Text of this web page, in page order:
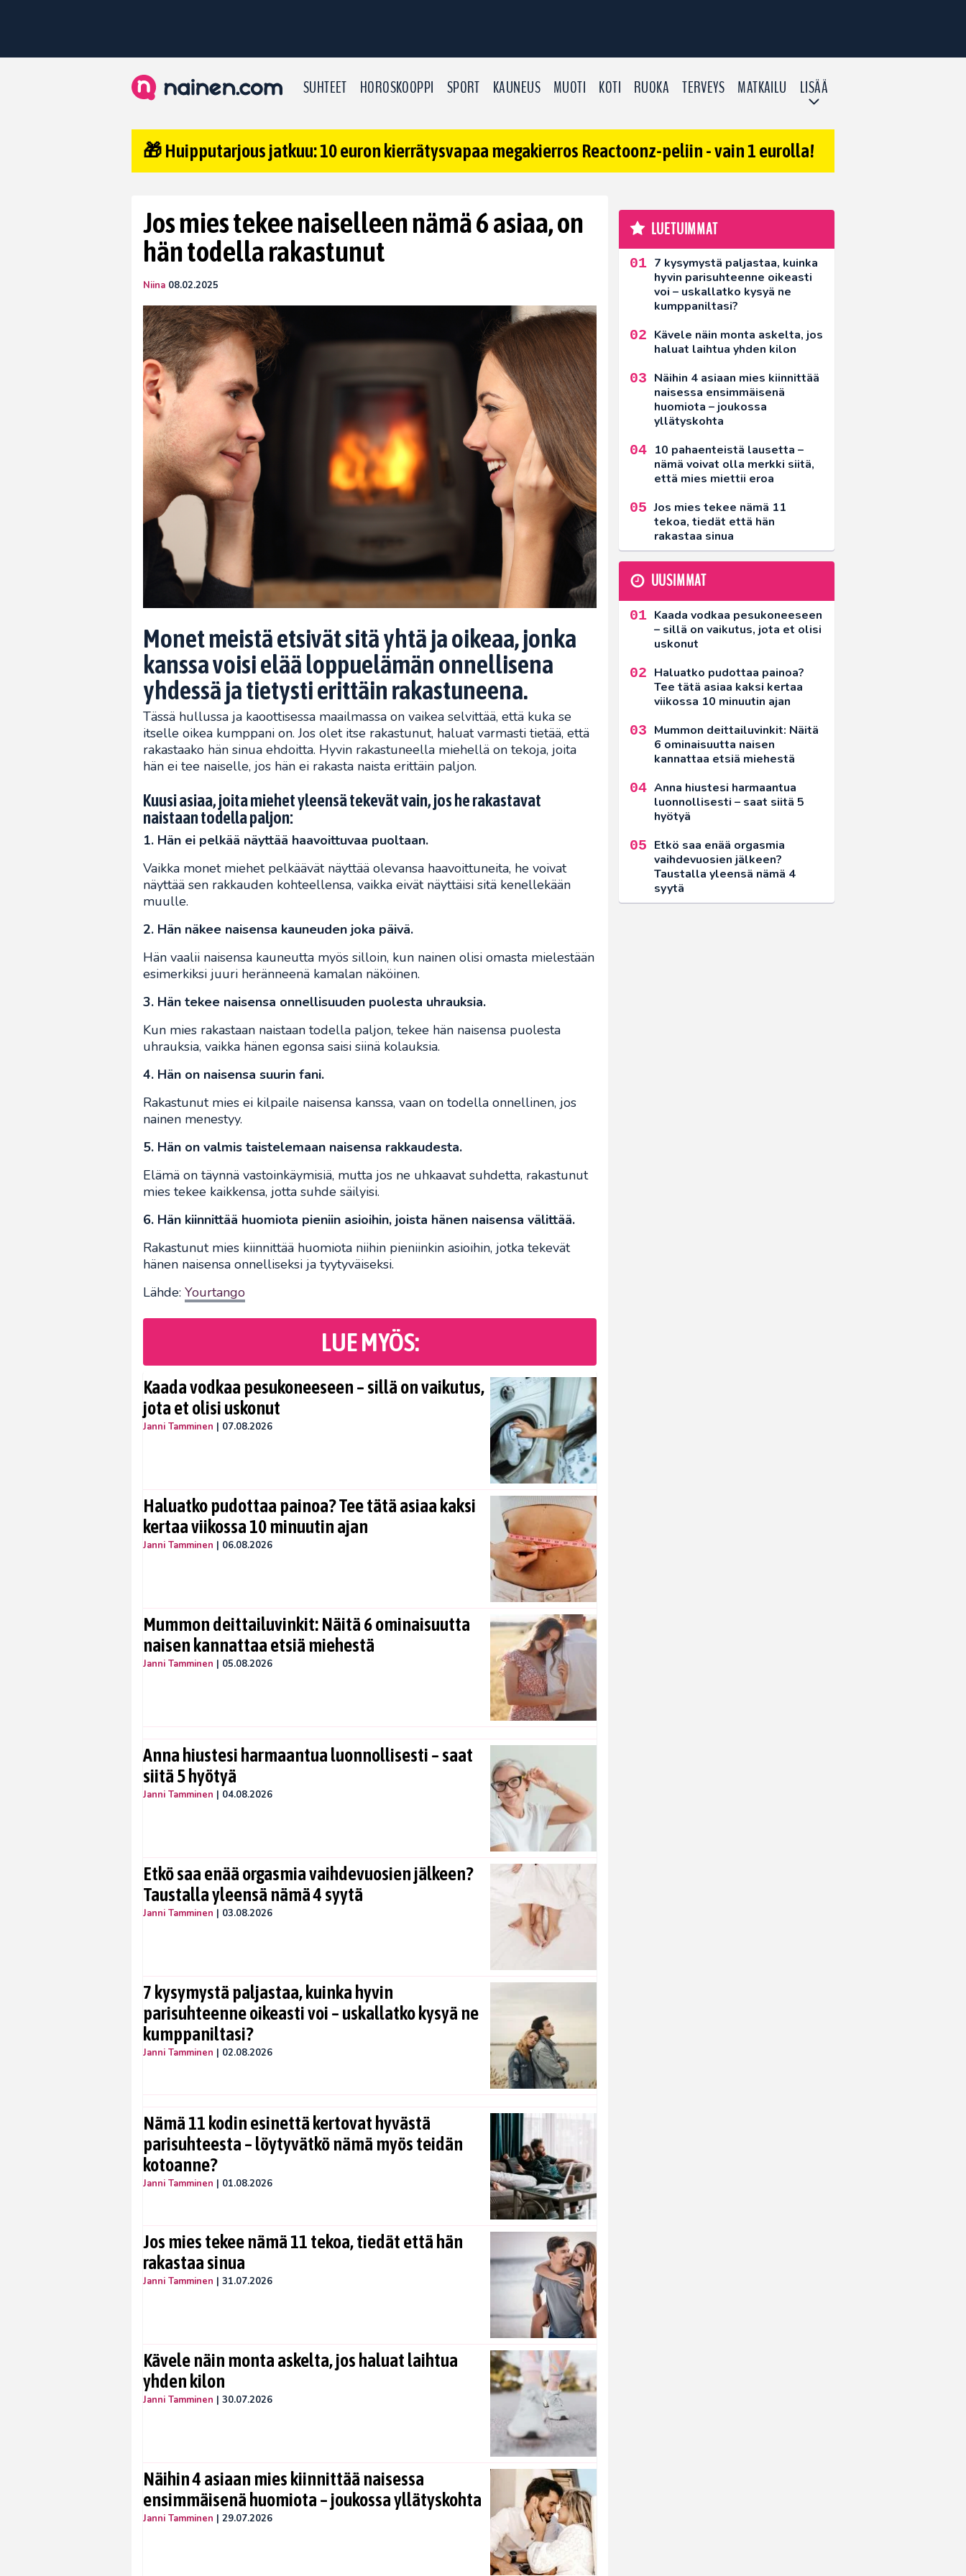
SUHTEET HOROSKOOPPI SPORT KAUNEUS MUOTI KOTI RUOKA TERVEYS MATKAILU LISÄÄ
🎁 Huipputarjous jatkuu: 10 euron kierrätysvapaa megakierros Reactoonz-peliin - vain 1 eurolla!
Jos mies tekee naiselleen nämä 6 asiaa, on
hän todella rakastunut
Niina 08.02.2025
Monet meistä etsivät sitä yhtä ja oikeaa, jonka
kanssa voisi elää loppuelämän onnellisena
yhdessä ja tietysti erittäin rakastuneena.
Tässä hullussa ja kaoottisessa maailmassa on vaikea selvittää, että kuka se
itselle oikea kumppani on. Jos olet itse rakastunut, haluat varmasti tietää, että
rakastaako hän sinua ehdoitta. Hyvin rakastuneella miehellä on tekoja, joita
hän ei tee naiselle, jos hän ei rakasta naista erittäin paljon.
Kuusi asiaa, joita miehet yleensä tekevät vain, jos he rakastavat
naistaan todella paljon:
1. Hän ei pelkää näyttää haavoittuvaa puoltaan.
Vaikka monet miehet pelkäävät näyttää olevansa haavoittuneita, he voivat
näyttää sen rakkauden kohteellensa, vaikka eivät näyttäisi sitä kenellekään
muulle.
2. Hän näkee naisensa kauneuden joka päivä.
Hän vaalii naisensa kauneutta myös silloin, kun nainen olisi omasta mielestään
esimerkiksi juuri heränneenä kamalan näköinen.
3. Hän tekee naisensa onnellisuuden puolesta uhrauksia.
Kun mies rakastaan naistaan todella paljon, tekee hän naisensa puolesta
uhrauksia, vaikka hänen egonsa saisi siinä kolauksia.
4. Hän on naisensa suurin fani.
Rakastunut mies ei kilpaile naisensa kanssa, vaan on todella onnellinen, jos
nainen menestyy.
5. Hän on valmis taistelemaan naisensa rakkaudesta.
Elämä on täynnä vastoinkäymisiä, mutta jos ne uhkaavat suhdetta, rakastunut
mies tekee kaikkensa, jotta suhde säilyisi.
6. Hän kiinnittää huomiota pieniin asioihin, joista hänen naisensa välittää.
Rakastunut mies kiinnittää huomiota niihin pieniinkin asioihin, jotka tekevät
hänen naisensa onnelliseksi ja tyytyväiseksi.
Lähde: Yourtango
LUE MYÖS:
Kaada vodkaa pesukoneeseen – sillä on vaikutus,
jota et olisi uskonut
Janni Tamminen | 07.08.2026
Haluatko pudottaa painoa? Tee tätä asiaa kaksi
kertaa viikossa 10 minuutin ajan
Janni Tamminen | 06.08.2026
Mummon deittailuvinkit: Näitä 6 ominaisuutta
naisen kannattaa etsiä miehestä
Janni Tamminen | 05.08.2026
Anna hiustesi harmaantua luonnollisesti – saat
siitä 5 hyötyä
Janni Tamminen | 04.08.2026
Etkö saa enää orgasmia vaihdevuosien jälkeen?
Taustalla yleensä nämä 4 syytä
Janni Tamminen | 03.08.2026
7 kysymystä paljastaa, kuinka hyvin
parisuhteenne oikeasti voi – uskallatko kysyä ne
kumppaniltasi?
Janni Tamminen | 02.08.2026
Nämä 11 kodin esinettä kertovat hyvästä
parisuhteesta – löytyvätkö nämä myös teidän
kotoanne?
Janni Tamminen | 01.08.2026
Jos mies tekee nämä 11 tekoa, tiedät että hän
rakastaa sinua
Janni Tamminen | 31.07.2026
Kävele näin monta askelta, jos haluat laihtua
yhden kilon
Janni Tamminen | 30.07.2026
Näihin 4 asiaan mies kiinnittää naisessa
ensimmäisenä huomiota – joukossa yllätyskohta
Janni Tamminen | 29.07.2026
LUETUIMMAT
7 kysymystä paljastaa, kuinka
hyvin parisuhteenne oikeasti
voi – uskallatko kysyä ne
kumppaniltasi?
Kävele näin monta askelta, jos
haluat laihtua yhden kilon
Näihin 4 asiaan mies kiinnittää
naisessa ensimmäisenä
huomiota – joukossa
yllätyskohta
10 pahaenteistä lausetta –
nämä voivat olla merkki siitä,
että mies miettii eroa
Jos mies tekee nämä 11
tekoa, tiedät että hän
rakastaa sinua
UUSIMMAT
Kaada vodkaa pesukoneeseen
– sillä on vaikutus, jota et olisi
uskonut
Haluatko pudottaa painoa?
Tee tätä asiaa kaksi kertaa
viikossa 10 minuutin ajan
Mummon deittailuvinkit: Näitä
6 ominaisuutta naisen
kannattaa etsiä miehestä
Anna hiustesi harmaantua
luonnollisesti – saat siitä 5
hyötyä
Etkö saa enää orgasmia
vaihdevuosien jälkeen?
Taustalla yleensä nämä 4
syytä